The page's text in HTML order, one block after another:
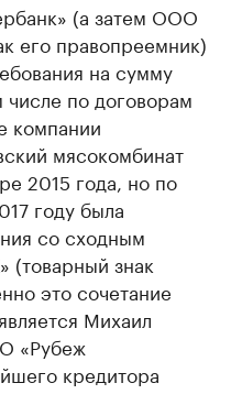
(а затем ООО
его правопреемник)
на сумму
по договорам
компании
мясокомбинат
2015 года, но по
году была
со сходным
знак
это сочетание
Михаил
«Рубеж
кредитора